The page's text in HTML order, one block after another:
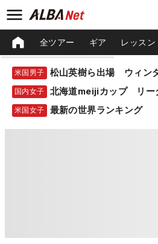
全ツアー ギア レッスン
米国男子
国内女子 北海道meijiカップ リー
米国女子 最新の世界ランキング